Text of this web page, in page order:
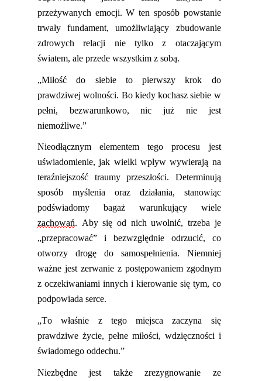
przeżywanych emocji. W ten sposób powstanie
trwały fundament, umożliwiający zbudowanie
zdrowych relacji nie tylko z otaczającym
światem, ale przede wszystkim z sobą.
„Miłość do siebie to pierwszy krok do
prawdziwej wolności. Bo kiedy kochasz siebie w
pełni, bezwarunkowo, nic już nie jest
niemożliwe.”
Nieodłącznym elementem tego procesu jest
uświadomienie, jak wielki wpływ wywierają na
teraźniejszość traumy przeszłości. Determinują
sposób myślenia oraz działania, stanowiąc
podświadomy bagaż warunkujący wiele
zachowań. Aby się od nich uwolnić, trzeba je
„przepracować” i bezwzględnie odrzucić, co
otworzy drogę do samospełnienia. Niemniej
ważne jest zerwanie z postępowaniem zgodnym
z oczekiwaniami innych i kierowanie się tym, co
podpowiada serce.
„To właśnie z tego miejsca zaczyna się
prawdziwe życie, pełne miłości, wdzięczności i
świadomego oddechu.”
Niezbędne jest także zrezygnowanie ze